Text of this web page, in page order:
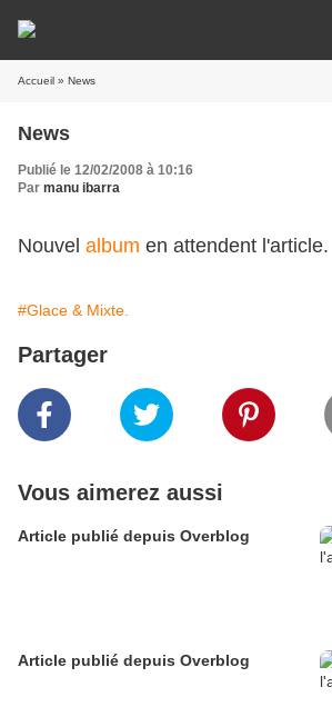
Accueil » News
News
Publié le 12/02/2008 à 10:16
Par manu ibarra
Nouvel album en attendent l'article.
#Glace & Mixte.
Partager
Vous aimerez aussi
Article publié depuis Overblog
Article publié depuis Overblog